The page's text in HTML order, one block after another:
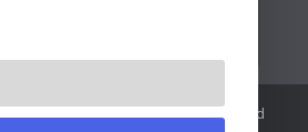
Media Private Limited. Created and